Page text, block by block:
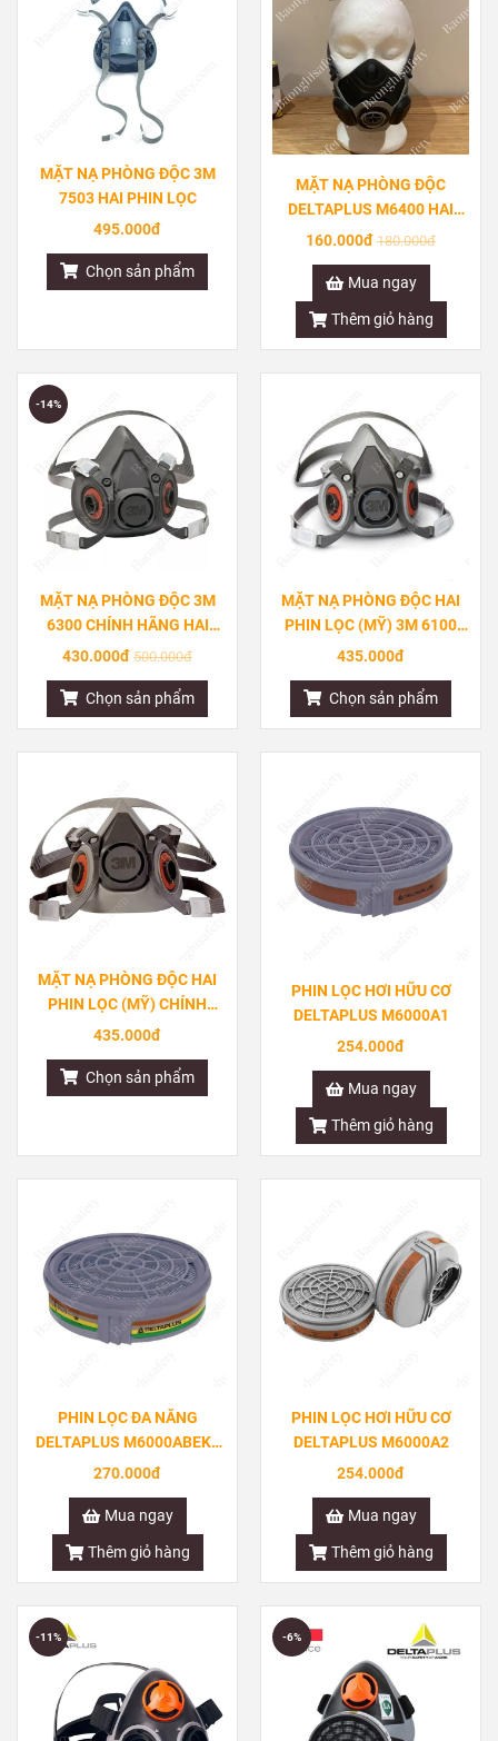
MẶT NẠ PHÒNG ĐỘC 3M
7503 HAI PHIN LỌC
495.000đ
Chọn sản phẩm
MẶT NẠ PHÒNG ĐỘC
DELTAPLUS M6400 HAI
PHIN LỌC
160.000đ 180.000đ
Mua ngay
Thêm giỏ hàng
MẶT NẠ PHÒNG ĐỘC 3M
6300 CHÍNH HÃNG HAI
PHIN LỌC
430.000đ 500.000đ
-14%
Chọn sản phẩm
MẶT NẠ PHÒNG ĐỘC HAI
PHIN LỌC (MỸ) 3M 6100
CHÍNH HÃNG
435.000đ
Chọn sản phẩm
MẶT NẠ PHÒNG ĐỘC HAI
PHIN LỌC (MỸ) CHÍNH
HÃNG 3M 6200
435.000đ
Chọn sản phẩm
PHIN LỌC HƠI HỮU CƠ
DELTAPLUS M6000A1
254.000đ
Mua ngay
Thêm giỏ hàng
PHIN LỌC ĐA NĂNG
DELTAPLUS M6000ABEK1
LỌC HƠI HỮU CƠ, KHÍ AXIT,
METHYLAMINES
270.000đ
Mua ngay
Thêm giỏ hàng
PHIN LỌC HƠI HỮU CƠ
DELTAPLUS M6000A2
254.000đ
Mua ngay
Thêm giỏ hàng
-11% -6%